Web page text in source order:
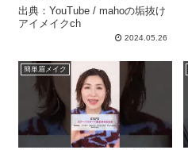
出典：YouTube / mahoの垢抜け
アイメイクch
2024.05.26
簡単眉メイク